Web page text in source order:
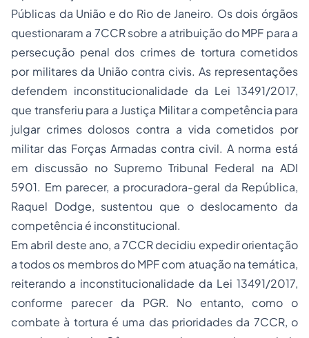
Públicas da União e do Rio de Janeiro. Os dois órgãos
questionaram a 7CCR sobre a atribuição do MPF para a
persecução penal dos crimes de tortura cometidos
por militares da União contra civis. As representações
defendem inconstitucionalidade da Lei 13491/2017,
que transferiu para a Justiça Militar a competência para
julgar crimes dolosos contra a vida cometidos por
militar das Forças Armadas contra civil. A norma está
em discussão no Supremo Tribunal Federal na ADI
5901. Em parecer, a procuradora-geral da República,
Raquel Dodge, sustentou que o deslocamento da
competência é inconstitucional.
Em abril deste ano, a 7CCR decidiu expedir orientação
a todos os membros do MPF com atuação na temática,
reiterando a inconstitucionalidade da Lei 13491/2017,
conforme parecer da PGR. No entanto, como o
combate à tortura é uma das prioridades da 7CCR, o